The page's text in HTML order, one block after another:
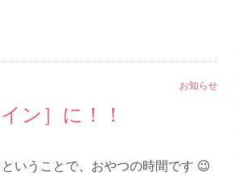
お知らせ
ン］に！！
いうことで、おやつの時間です 😉